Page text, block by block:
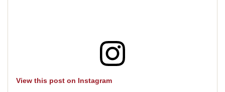
View this post on Instagram